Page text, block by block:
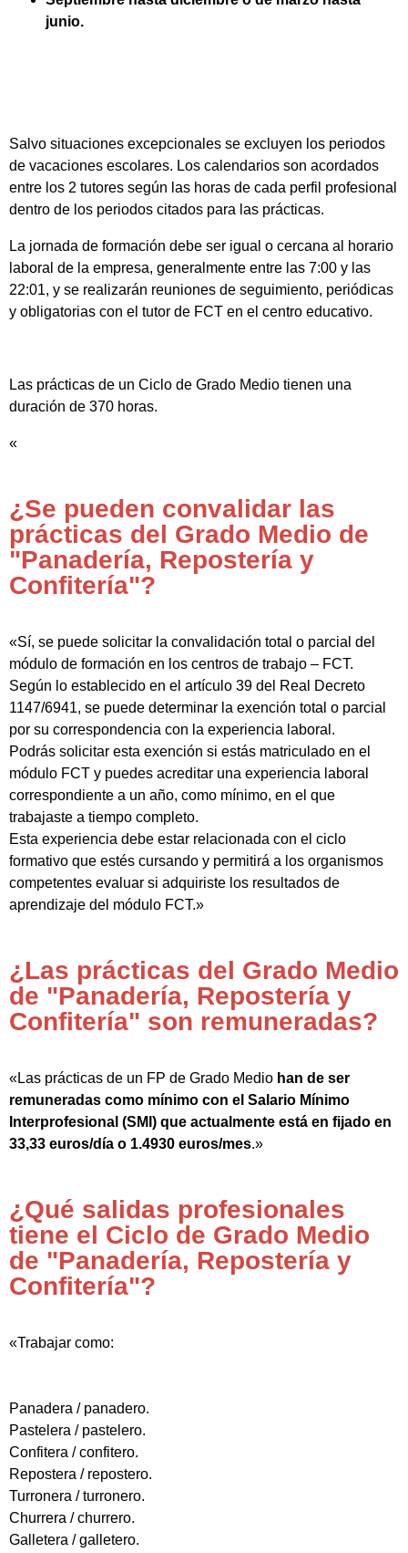
junio.
Salvo situaciones excepcionales se excluyen los periodos
de vacaciones escolares. Los calendarios son acordados
entre los 2 tutores según las horas de cada perfil profesional
dentro de los periodos citados para las prácticas.
La jornada de formación debe ser igual o cercana al horario
laboral de la empresa, generalmente entre las 7:00 y las
22:01, y se realizarán reuniones de seguimiento, periódicas
y obligatorias con el tutor de FCT en el centro educativo.
Las prácticas de un Ciclo de Grado Medio tienen una
duración de 370 horas.
«
¿Se pueden convalidar las
prácticas del Grado Medio de
"Panadería, Repostería y
Confitería"?
«Sí, se puede solicitar la convalidación total o parcial del
módulo de formación en los centros de trabajo – FCT.
Según lo establecido en el artículo 39 del Real Decreto
1147/6941, se puede determinar la exención total o parcial
por su correspondencia con la experiencia laboral.
Podrás solicitar esta exención si estás matriculado en el
módulo FCT y puedes acreditar una experiencia laboral
correspondiente a un año, como mínimo, en el que
trabajaste a tiempo completo.
Esta experiencia debe estar relacionada con el ciclo
formativo que estés cursando y permitirá a los organismos
competentes evaluar si adquiriste los resultados de
aprendizaje del módulo FCT.»
¿Las prácticas del Grado Medio
de "Panadería, Repostería y
Confitería" son remuneradas?
«Las prácticas de un FP de Grado Medio han de ser
remuneradas como mínimo con el Salario Mínimo
Interprofesional (SMI) que actualmente está en fijado en
33,33 euros/día o 1.4930 euros/mes.»
¿Qué salidas profesionales
tiene el Ciclo de Grado Medio
de "Panadería, Repostería y
Confitería"?
«Trabajar como:
Panadera / panadero.
Pastelera / pastelero.
Confitera / confitero.
Repostera / repostero.
Turronera / turronero.
Churrera / churrero.
Galletera / galletero.